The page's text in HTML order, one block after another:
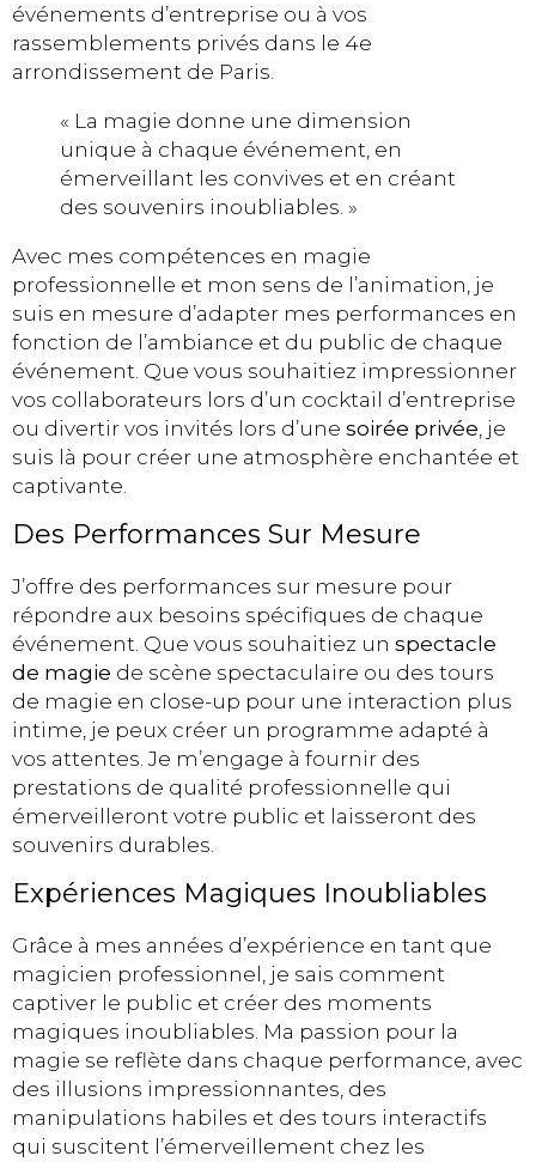
événements d’entreprise ou à vos
rassemblements privés dans le 4e
arrondissement de Paris.
« La magie donne une dimension
unique à chaque événement, en
émerveillant les convives et en créant
des souvenirs inoubliables. »
Avec mes compétences en magie
professionnelle et mon sens de l’animation, je
suis en mesure d’adapter mes performances en
fonction de l’ambiance et du public de chaque
événement. Que vous souhaitiez impressionner
vos collaborateurs lors d’un cocktail d’entreprise
ou divertir vos invités lors d’une soirée privée , je
suis là pour créer une atmosphère enchantée et
captivante.
Des Performances Sur Mesure
J’offre des performances sur mesure pour
répondre aux besoins spécifiques de chaque
événement. Que vous souhaitiez un spectacle
de magie de scène spectaculaire ou des tours
de magie en close-up pour une interaction plus
intime, je peux créer un programme adapté à
vos attentes. Je m’engage à fournir des
prestations de qualité professionnelle qui
émerveilleront votre public et laisseront des
souvenirs durables.
Expériences Magiques Inoubliables
Grâce à mes années d’expérience en tant que
magicien professionnel, je sais comment
captiver le public et créer des moments
magiques inoubliables. Ma passion pour la
magie se reflète dans chaque performance, avec
des illusions impressionnantes, des
manipulations habiles et des tours interactifs
qui suscitent l’émerveillement chez les